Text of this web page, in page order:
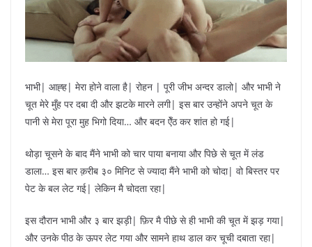
भाभी| आह्ह| मेरा होने वाला है| रोहन | पूरी जीभ अन्दर डालो| और भाभी ने
चूत मेरे मुँह पर दबा दी और झटके मारने लगी| इस बार उन्होंने अपने चूत के
पानी से मेरा पूरा मुह भिगो दिया… और बदन ऐँठ कर शांत हो गई|
थोड़ा चूसने के बाद मैंने भाभी को चार पाया बनाया और पिछे से चूत में लंड
डाला… इस बार क़रीब ३० मिनिट से ज्यादा मैंने भाभी को चोदा| वो बिस्तर पर
पेट के बल लेट गई| लेकिन मै चोदता रहा|
इस दौरान भाभी और ३ बार झड़ी| फ़िर मै पीछे से ही भाभी की चूत में झड़ गया|
और उनके पीठ के ऊपर लेट गया और सामने हाथ डाल कर चूची दबाता रहा|